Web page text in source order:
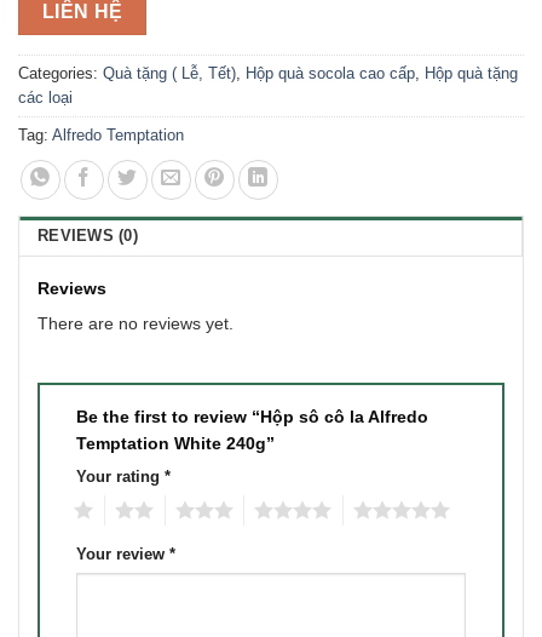
LIÊN HỆ
Categories: Quà tặng ( Lễ, Tết) Hộp quà socola cao cấp
Hộp quà tặng
các loại
Tag: Alfredo Temptation
REVIEWS (0)
Reviews
There are no reviews yet.
Be the first to review “Hộp sô cô la Alfredo
Temptation White 240g”
Your rating *
Your review *